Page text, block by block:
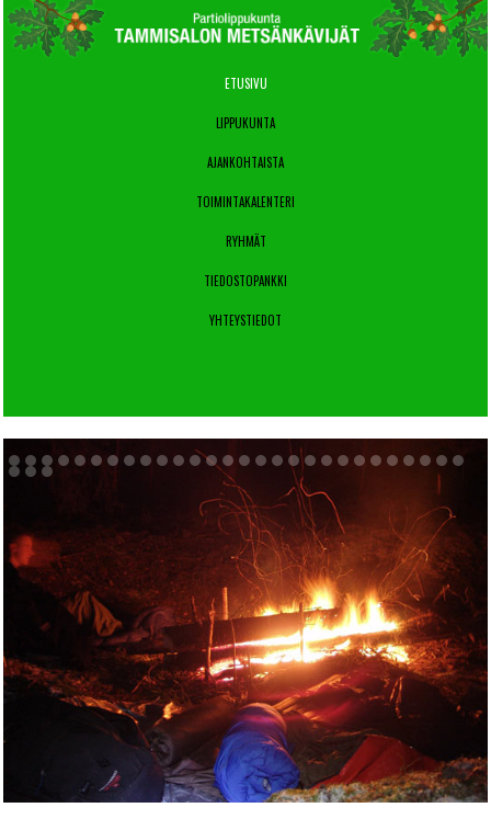
ETUSIVU
LIPPUKUNTA
AJANKOHTAISTA
TOIMINTAKALENTERI
RYHMÄT
TIEDOSTOPANKKI
YHTEYSTIEDOT